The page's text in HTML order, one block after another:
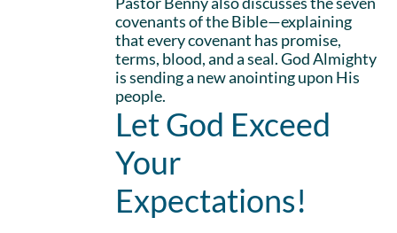
covenants of the Bible—explaining
that every covenant has promise,
terms, blood, and a seal. God Almighty
is sending a new anointing upon His
people.
Let God Exceed
Your
Expectations!